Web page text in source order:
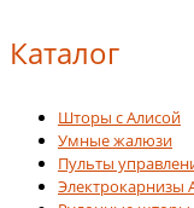
Каталог
Шторы с Алисой
Умные жалюзи
Пульты
Электрокарнизы